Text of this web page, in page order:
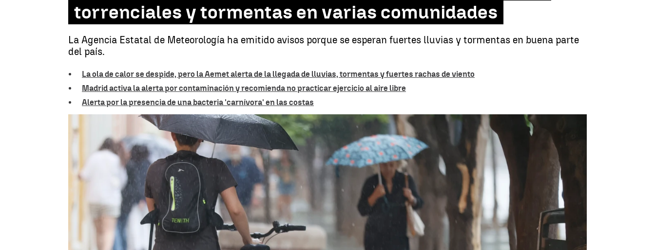
torrenciales y tormentas en varias comunidades
La Agencia Estatal de Meteorología ha emitido avisos porque se esperan fuertes lluvias y tormentas en buena parte
del país.
La ola de calor se despide, pero la Aemet alerta de la llegada de lluvias, tormentas y fuertes rachas de viento
Madrid activa la alerta por contaminación y recomienda no practicar ejercicio al aire libre
Alerta por la presencia de una bacteria 'carnívora' en las costas
La AEMET activa avisos por una DANA que trae lluvias torrenciales y tormentas en varias comunidades |